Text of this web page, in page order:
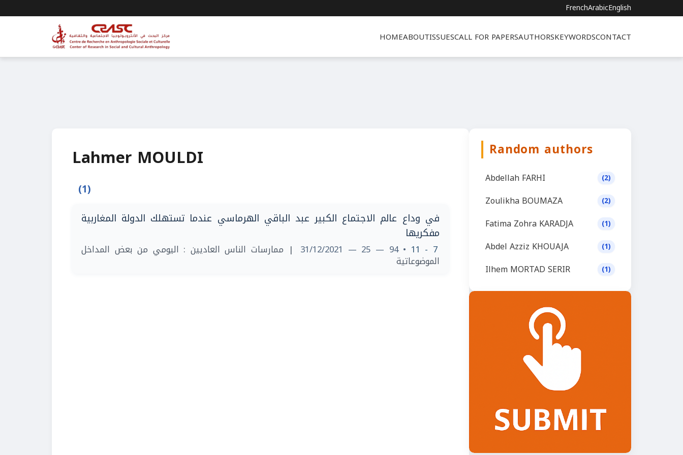
FrenchArabicEnglish
HOMEABOUTISSUESCALL FOR PAPERSAUTHORSKEYWORDSCONTACT
Lahmer MOULDI
(1)
في وداع عالم الاجتماع الكبير عبد الباقي الهرماسي عندما تستهلك الدولة المغاربية
مفكريها
7 - 11
• 94 — 25 — 31/12/2021 | ممارسات الناس العاديين : اليومي من بعض المداخل
الموضوعاتية
Random authors
Abdellah FARHI (2)
Zoulikha BOUMAZA (2)
Fatima Zohra KARADJA (1)
Abdel Azziz KHOUAJA (1)
Ilhem MORTAD SERIR (1)